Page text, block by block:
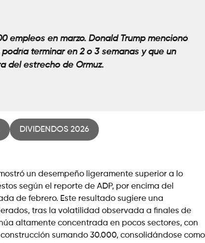
empleos en marzo. Donald Trump mencionó
terminar en 2 o 3 semanas y que un
del estrecho de Ormuz.
DIVIDENDOS 2026
un desempeño ligeramente superior a lo
según el reporte de ADP, por encima del
de febrero. Este resultado sugiere una
tras la volatilidad observada a finales de
altamente concentrada en pocos sectores, con
sumando 30.000, consolidándose como